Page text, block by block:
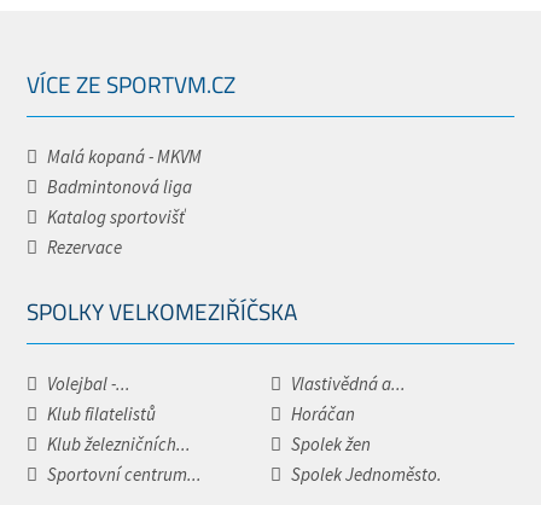
VÍCE ZE SPORTVM.CZ
Malá kopaná - MKVM
Badmintonová liga
Katalog sportovišť
Rezervace
SPOLKY VELKOMEZIŘÍČSKA
Volejbal -...
Vlastivědná a...
Klub filatelistů
Horáčan
Klub železničních...
Spolek žen
Sportovní centrum...
Spolek Jednoměsto.